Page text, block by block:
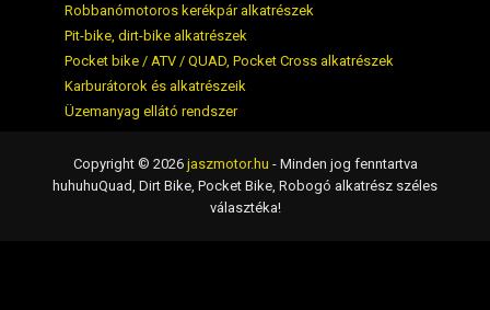
Robbanómotoros kerékpár alkatrészek
Pit-bike, dirt-bike alkatrészek
Pocket bike / ATV / QUAD, Pocket Cross alkatrészek
Karburátorok és alkatrészeik
Üzemanyag ellátó rendszer
Copyright © 2026 jaszmotor.hu - Minden jog fenntartva
huhuhuQuad, Dirt Bike, Pocket Bike, Robogó alkatrész széles
választéka!